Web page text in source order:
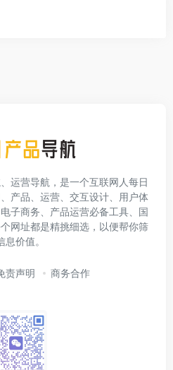
运营导航，是一个互联网人每日
产品、运营、交互设计、用户体
子商务、产品运营必备工具、国
网址都是精挑细选，以便帮你筛
息价值。
责声明 商务合作